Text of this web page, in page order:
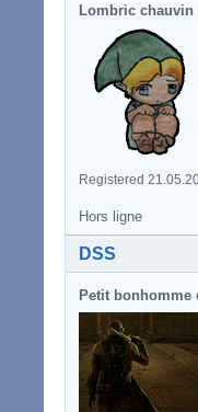
Lombric chauvin
Registered
Hors ligne
DSS
Petit bonhomme